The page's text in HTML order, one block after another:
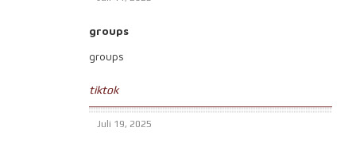
groups
groups
tiktok
Juli 19, 2025